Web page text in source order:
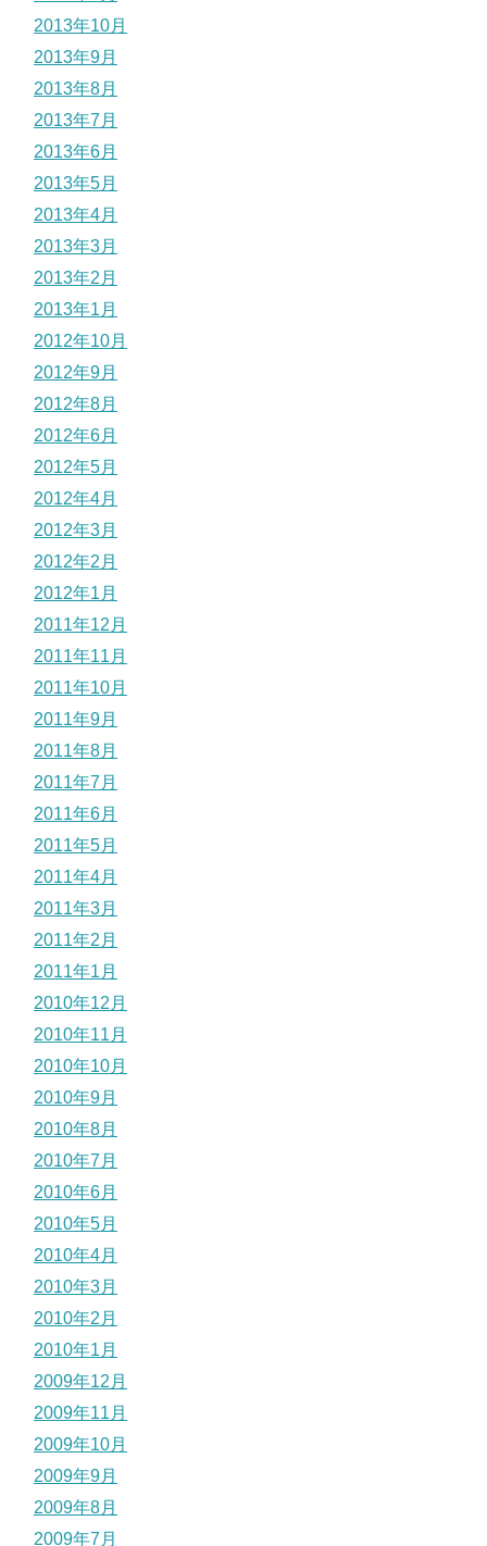
2013年10月
2013年9月
2013年8月
2013年7月
2013年6月
2013年5月
2013年4月
2013年3月
2013年2月
2013年1月
2012年10月
2012年9月
2012年8月
2012年6月
2012年5月
2012年4月
2012年3月
2012年2月
2012年1月
2011年12月
2011年11月
2011年10月
2011年9月
2011年8月
2011年7月
2011年6月
2011年5月
2011年4月
2011年3月
2011年2月
2011年1月
2010年12月
2010年11月
2010年10月
2010年9月
2010年8月
2010年7月
2010年6月
2010年5月
2010年4月
2010年3月
2010年2月
2010年1月
2009年12月
2009年11月
2009年10月
2009年9月
2009年8月
2009年7月